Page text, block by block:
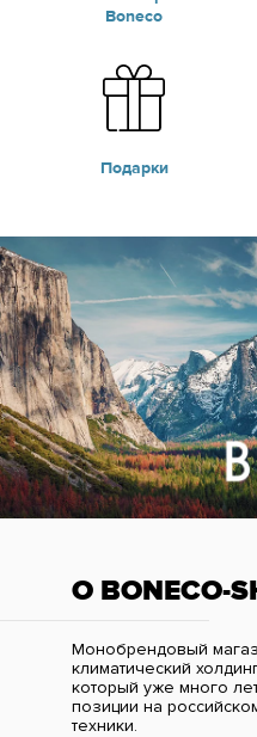
Boneco
Подарки
О BONECO-
Монобрендовый
климатический
который уже много
позиции на
техники.